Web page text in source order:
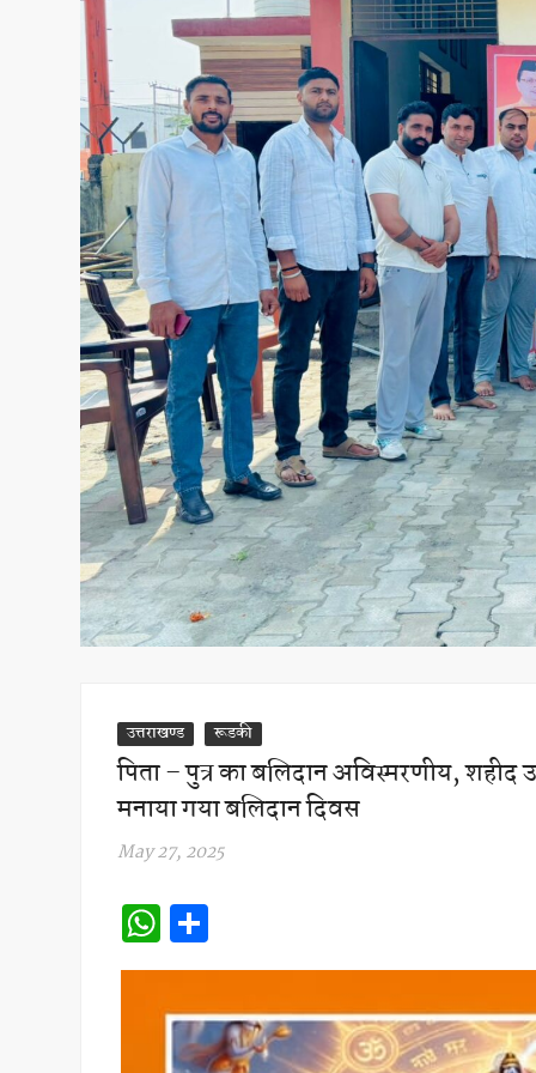
उत्तराखण्ड रूडकी
पिता – पुत्र का बलिदान अविस्मरणीय,
मनाया गया बलिदान दिवस
May 27, 2025
W
h
at
s
h
ar
e